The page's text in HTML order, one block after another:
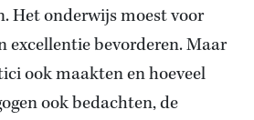
Het onderwijs moest voor
excellentie bevorderen. Maar
ook maakten en hoeveel
ook bedachten, de